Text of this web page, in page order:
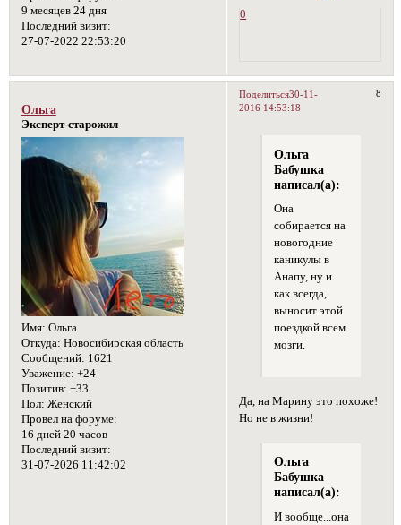
9 месяцев 24 дня
Последний визит:
27-07-2022 22:53:20
0
Поделиться 8
30-11-
2016 14:53:18
Ольга
Эксперт-старожил
Имя: Ольга
Откуда: Новосибирская область
Сообщений: 1621
Уважение: +24
Позитив: +33
Пол: Женский
Провел на форуме:
16 дней 20 часов
Последний визит:
31-07-2026 11:42:02
Ольга
Бабушка
написал(а):
Она
собирается на
новогодние
каникулы в
Анапу, ну и
как всегда,
выносит этой
поездкой всем
мозги.
Да, на Марину это похоже!
Но не в жизни!
Ольга
Бабушка
написал(а):
И вообще...она